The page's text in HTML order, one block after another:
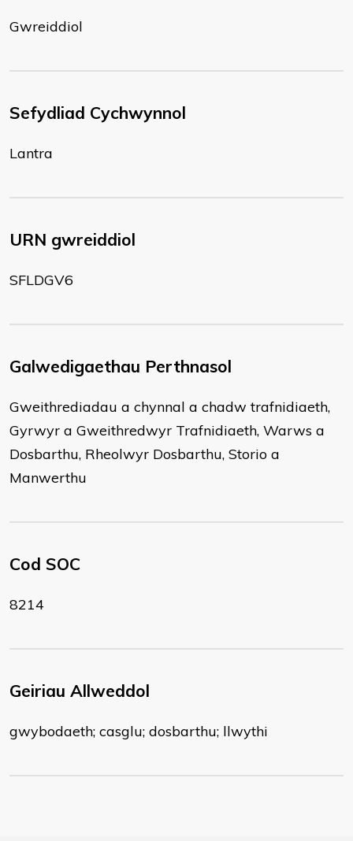
Gwreiddiol
Sefydliad Cychwynnol
Lantra
URN gwreiddiol
SFLDGV6
Galwedigaethau Perthnasol
Gweithrediadau a chynnal a chadw trafnidiaeth,
Gyrwyr a Gweithredwyr Trafnidiaeth, Warws a
Dosbarthu, Rheolwyr Dosbarthu, Storio a
Manwerthu
Cod SOC
8214
Geiriau Allweddol
gwybodaeth; casglu; dosbarthu; llwythi